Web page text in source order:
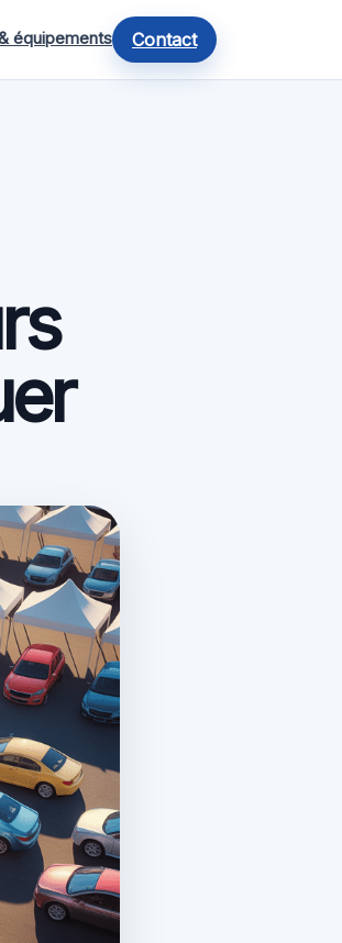
équipements Contact